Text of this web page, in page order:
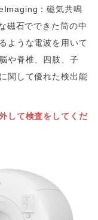
：磁気共鳴
磁石でできた筒の中
ような電波を用いて
や脊椎、四肢、子
関して優れた検出能
して検査をしてくだ